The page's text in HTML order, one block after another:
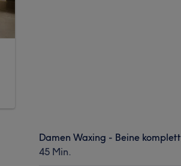
Damen Waxing - Beine komplett
45 Min.